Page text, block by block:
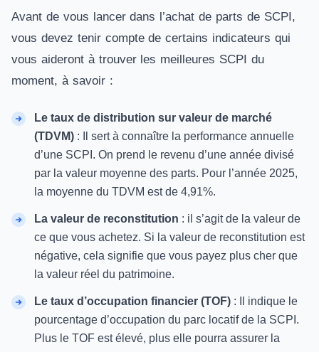
Avant de vous lancer dans l’achat de parts de SCPI,
vous devez tenir compte de certains indicateurs qui
vous aideront à trouver les meilleures SCPI du
moment, à savoir :
Le taux de distribution sur valeur de marché
(TDVM) : Il sert à connaître la performance annuelle
d’une SCPI. On prend le revenu d’une année divisé
par la valeur moyenne des parts. Pour l’année 2025,
la moyenne du TDVM est de 4,91%.
La valeur de reconstitution : il s’agit de la valeur de
ce que vous achetez. Si la valeur de reconstitution est
négative, cela signifie que vous payez plus cher que
la valeur réel du patrimoine.
Le taux d’occupation financier (TOF) : Il indique le
pourcentage d’occupation du parc locatif de la SCPI.
Plus le TOF est élevé, plus elle pourra assurer la